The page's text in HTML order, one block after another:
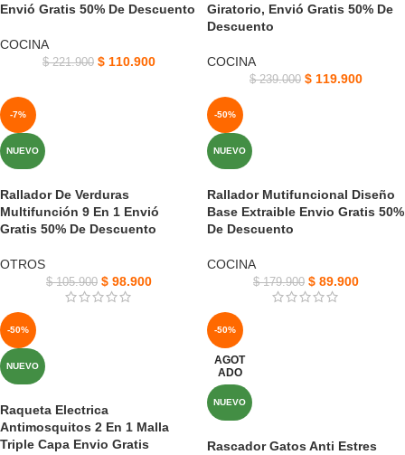
Envió Gratis 50% De Descuento
COCINA
$221.900 $ 110.900
Giratorio, Envió Gratis 50% De
Descuento
COCINA
$239.000 $ 119.900
-7%
NUEVO
Rallador De Verduras
Multifunción 9 En 1 Envió
Gratis 50% De Descuento
OTROS
$105.900 $ 98.900
-50%
NUEVO
Rallador Mutifuncional Diseño
Base Extraible Envio Gratis 50%
De Descuento
COCINA
$179.900 $ 89.900
-50%
NUEVO
Raqueta Electrica
Antimosquitos 2 En 1 Malla
Triple Capa Envio Gratis
-50%
AGOT
ADO
NUEVO
Rascador Gatos Anti Estres